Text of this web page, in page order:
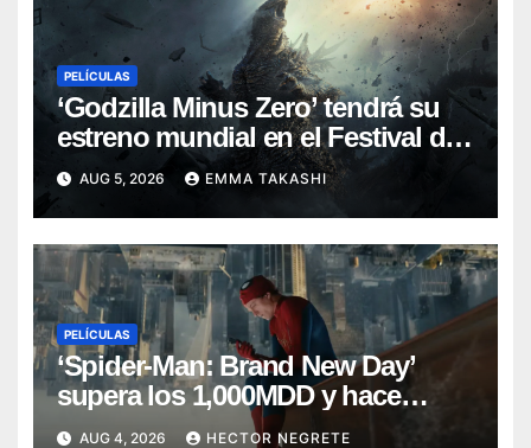
PELÍCULAS
‘Godzilla Minus Zero’ tendrá su
estreno mundial en el Festival de
Cine de Nueva York
AUG 5, 2026 EMMA TAKASHI
PELÍCULAS
‘Spider-Man: Brand New Day’
supera los 1,000MDD y hace
historia en taquilla
AUG 4, 2026 HECTOR NEGRETE